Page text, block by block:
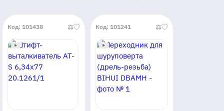
Код: 101438 Код: 101241